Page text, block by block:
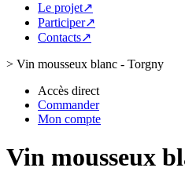
Le projet↗
Participer↗
Contacts↗
> Vin mousseux blanc - Torgny
Accès direct
Commander
Mon compte
Vin mousseux